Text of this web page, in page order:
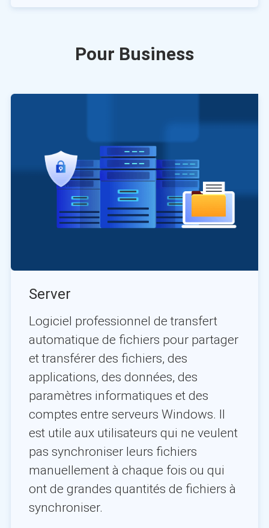
Pour Business
Server
Logiciel professionnel de transfert
automatique de fichiers pour partager
et transférer des fichiers, des
applications, des données, des
paramètres informatiques et des
comptes entre serveurs Windows. Il
est utile aux utilisateurs qui ne veulent
pas synchroniser leurs fichiers
manuellement à chaque fois ou qui
ont de grandes quantités de fichiers à
synchroniser.